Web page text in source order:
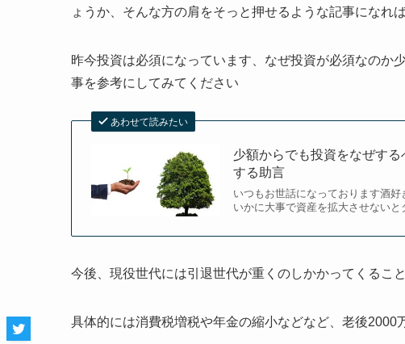
ょうか、そんな方の肩をそっと押せるような記事になれ
昨今投資は必須になっています、なぜ投資が必須なのか
事を参考にしてみてください
あわせて読みたい
少額からでも投資をなぜす
する助言
いつもお世話になっております酒
いかに大事で資産を拡大させない
今後、現役世代には引退世代が重くのしかかってくるこ
具体的には消費税増税や年金の縮小などなど 、老後